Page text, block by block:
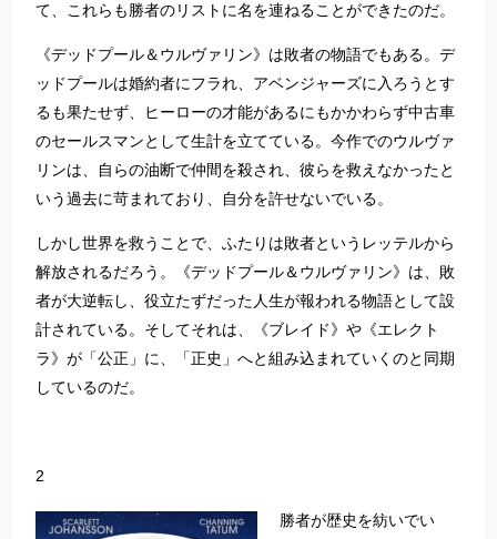
て、これらも勝者のリストに名を連ねることができたのだ。
《デッドプール＆ウルヴァリン》は敗者の物語でもある。デ
ッドプールは婚約者にフラれ、アベンジャーズに入ろうとす
るも果たせず、ヒーローの才能があるにもかかわらず中古車
のセールスマンとして生計を立てている。今作でのウルヴァ
リンは、自らの油断で仲間を殺され、彼らを救えなかったと
いう過去に苛まれており、自分を許せないでいる。
しかし世界を救うことで、ふたりは敗者というレッテルから
解放されるだろう。《デッドプール＆ウルヴァリン》は、敗
者が大逆転し、役立たずだった人生が報われる物語として設
計されている。そしてそれは、《ブレイド》や《エレクト
ラ》が「公正」に、「正史」へと組み込まれていくのと同期
しているのだ。
2
勝者が歴史を紡いでい